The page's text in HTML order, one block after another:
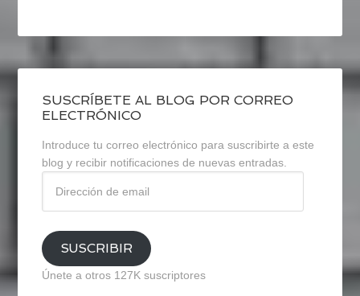
SUSCRÍBETE AL BLOG POR CORREO
ELECTRÓNICO
Introduce tu correo electrónico para suscribirte a este
blog y recibir notificaciones de nuevas entradas.
email
SUSCRIBIR
Únete a otros 127K suscriptores